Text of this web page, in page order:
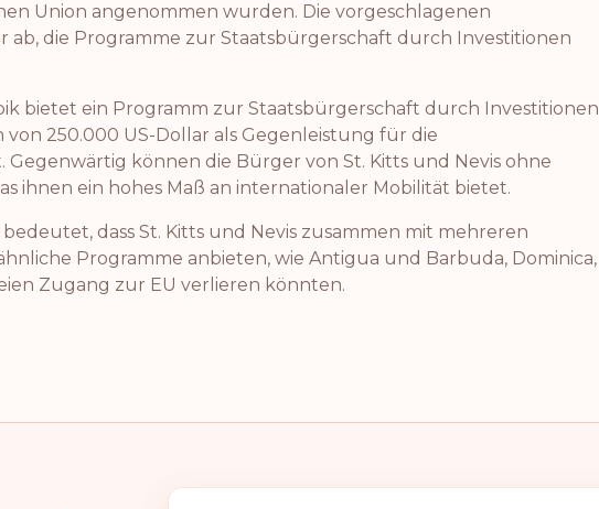
Union angenommen wurden. Die vorgeschlagenen
die Programme zur Staatsbürgerschaft durch Investitionen
bietet ein Programm zur Staatsbürgerschaft durch Investitionen
von 250.000 US-Dollar als Gegenleistung für die
können die Bürger von St. Kitts und Nevis ohne
ihnen ein hohes Maß an internationaler Mobilität bietet.
dass St. Kitts und Nevis zusammen mit mehreren
Programme anbieten, wie Antigua und Barbuda, Dominica,
Zugang zur EU verlieren könnten.